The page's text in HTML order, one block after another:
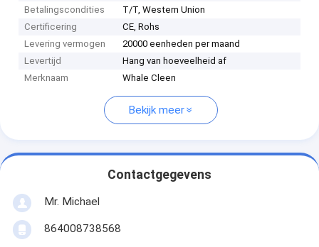
Betalingscondities
T/T, Western Union
Certificering
CE, Rohs
Levering vermogen
20000 eenheden per maand
Levertijd
Hang van hoeveelheid af
Merknaam
Whale Cleen
Bekijk meer
Contactgegevens
Mr. Michael
864008738568